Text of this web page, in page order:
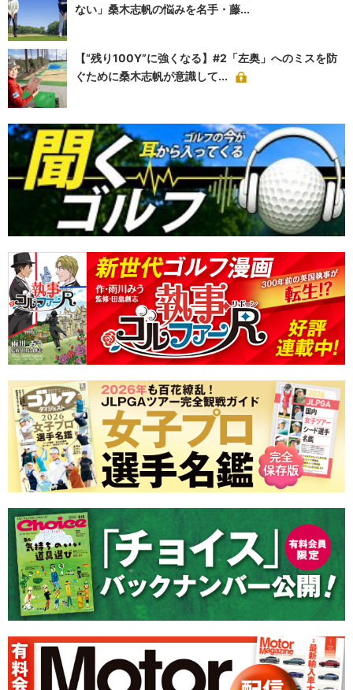
ない」桑木志帆の悩みを名手・藤...
【“残り100Y”に強くなる】#2「左奥」へのミスを防
ぐために桑木志帆が意識して...